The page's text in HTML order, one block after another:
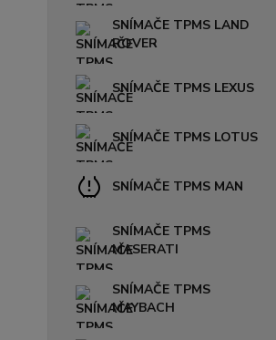
SNÍMAČE TPMS LAND
ROVER
SNÍMAČE TPMS LEXUS
SNÍMAČE TPMS LOTUS
SNÍMAČE TPMS MAN
SNÍMAČE TPMS
MASERATI
SNÍMAČE TPMS
MAYBACH